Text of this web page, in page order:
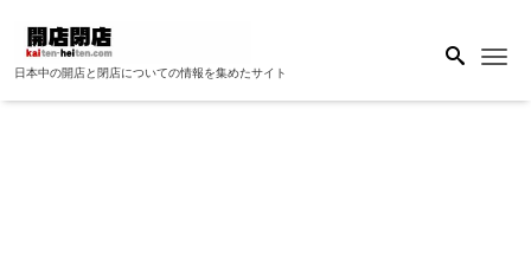
日本中の開店と閉店についての情報を集めたサイト